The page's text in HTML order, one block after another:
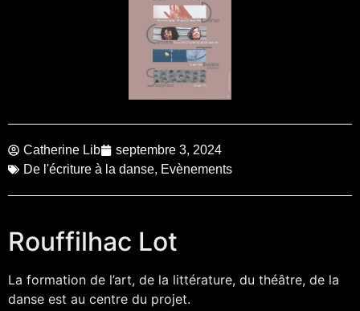
Catherine Lib
septembre 3, 2024
De l'écriture à la danse, Evènements
Rouffilhac Lot
La formation de l’art, de la littérature, du théâtre, de la
danse est au centre du projet.